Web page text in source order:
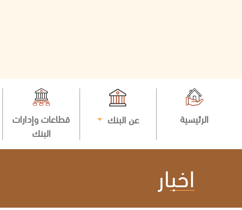
الرئيسية عن البنك
قطاعات وإدارات
البنك
اخبار